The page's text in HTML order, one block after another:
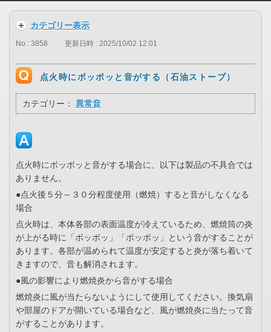
カテゴリー表示
No : 3858 更新日時 : 2025/10/02 12:01
点火時にボッボッと音がする（石油ストーブ）
カテゴリー： 異常音
点火時にボッボッと音がする場合に、以下は製品の不具合では
ありません。
●点火後５分～３０分程度使用（燃焼）すると音がしなくなる
場合
点火時は、本体各部の表面温度が冷えているため、燃焼筒の炎
が上がる時に「ボッボッ」「ポッポッ」という音がすることが
あります。各部が温められて温度が安定すると炎が落ち着いて
きますので、音も解消されます。
●風の影響により燃焼炎から音がする場合
燃焼炎に風が当たらないようにして使用してください。換気扇
や部屋のドアが開いている場合など、風が燃焼炎に当たって音
がすることがあります。